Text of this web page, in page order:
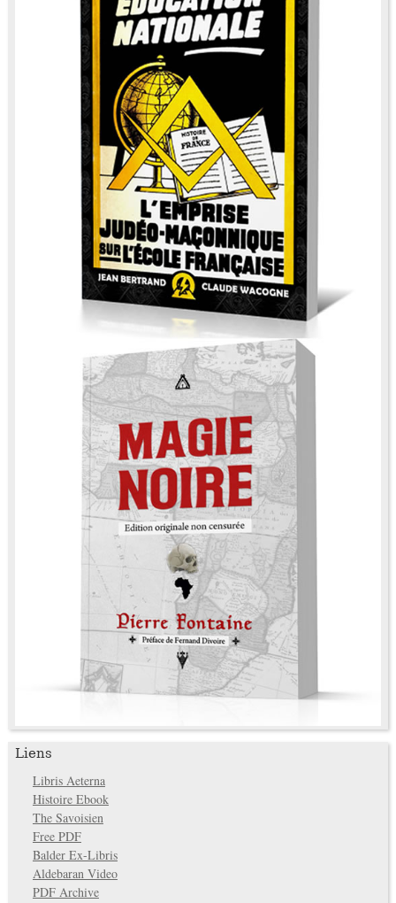
Liens
Libris Aeterna
Histoire Ebook
The Savoisien
Free PDF
Balder Ex-Libris
Aldebaran Video
PDF Archive